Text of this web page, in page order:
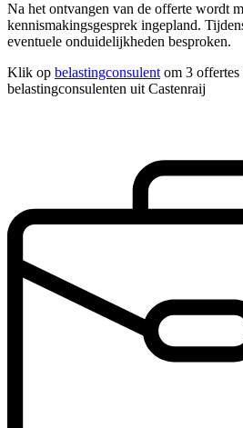
Na het ontvangen van de offerte wordt
kennismakingsgesprek ingepland.
eventuele onduidelijkheden besproken.
Klik op belastingconsulent om 3
belastingconsulenten uit Castenraij